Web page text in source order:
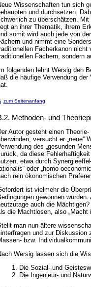
Wissenschaften tun sich
und durchsetzen.
zu überschätzen.
an ihrer Thematik, ihrem
somit wird auch jede von
und nimmt eine
Fächerkanon nicht
Fächern, sondern
folgenden lehnt Wersig den
die häufige Verwendung
zum Seitenanfang
Methoden- und
Autor gesteht einen
versucht er „neue“
des „gesunden
da diese
etwa durch
oder „homo
rein ökonomischen
ist vielmehr die
gewonnen
auch die
die Machtlosen, also „Macht
man nun ältere
und zur
bzw.
Wersig lassen sich die
Die Sozial- und
Die Ingenieur- und